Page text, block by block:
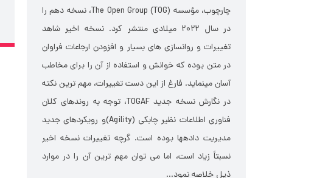
چارچوب، مؤسسه The Open Group (TOG)، نسخه دهم را
در سال 2022 میلادی منتشر کرد. نسخه اخیر شاهد
تغییرات و روان­سازی های بسیار و افزودن ارجاعات فراوان
در متن بوده که خوانش و استفاده از آن را برای مخاطب
آسان می­نماید. فارغ از این دست تغییرات، مهم ترین نکته
در نگارش نسخه جدید TOGAF، توجه به روندهای کلان
فناوری اطلاعات نظیر چابکی (Agility)و روی­کردهای جدید
مدیریت داده­ها بوده است. گرچه تغییرات نسخه اخیر
نسبتاً زیاد است، اما می توان مهم ترین آن را در موارد
ذیل خلاصه نمود...